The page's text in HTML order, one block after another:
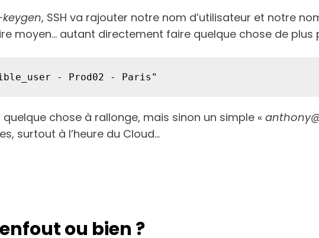
, SSH va rajouter notre nom d’utilisateur et notre
moyen… autant directement faire quelque chose de plus
chose à rallonge, mais sinon un simple «
surtout à l’heure du Cloud…
ou bien ?